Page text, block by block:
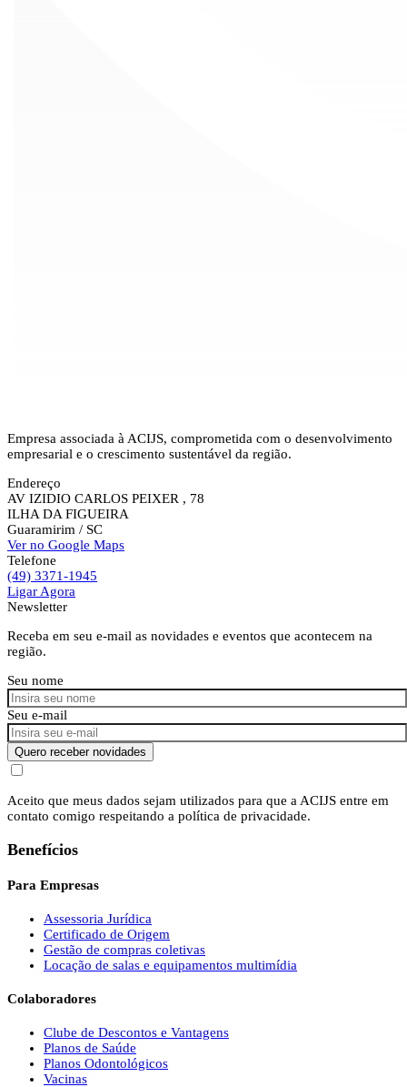
Empresa associada à ACIJS, comprometida com o desenvolvimento
empresarial e o crescimento sustentável da região.
Endereço
AV IZIDIO CARLOS PEIXER , 78
ILHA DA FIGUEIRA
Guaramirim / SC
Ver no Google Maps
Telefone
(49) 3371-1945
Ligar Agora
Newsletter
Receba em seu e-mail as novidades e eventos que acontecem na
região.
Seu nome
Seu e-mail
Quero receber novidades
Aceito que meus dados sejam utilizados para que a ACIJS entre em
contato comigo respeitando a política de privacidade.
Benefícios
Para Empresas
Assessoria Jurídica
Certificado de Origem
Gestão de compras coletivas
Locação de salas e equipamentos multimídia
Colaboradores
Clube de Descontos e Vantagens
Planos de Saúde
Planos Odontológicos
Vacinas